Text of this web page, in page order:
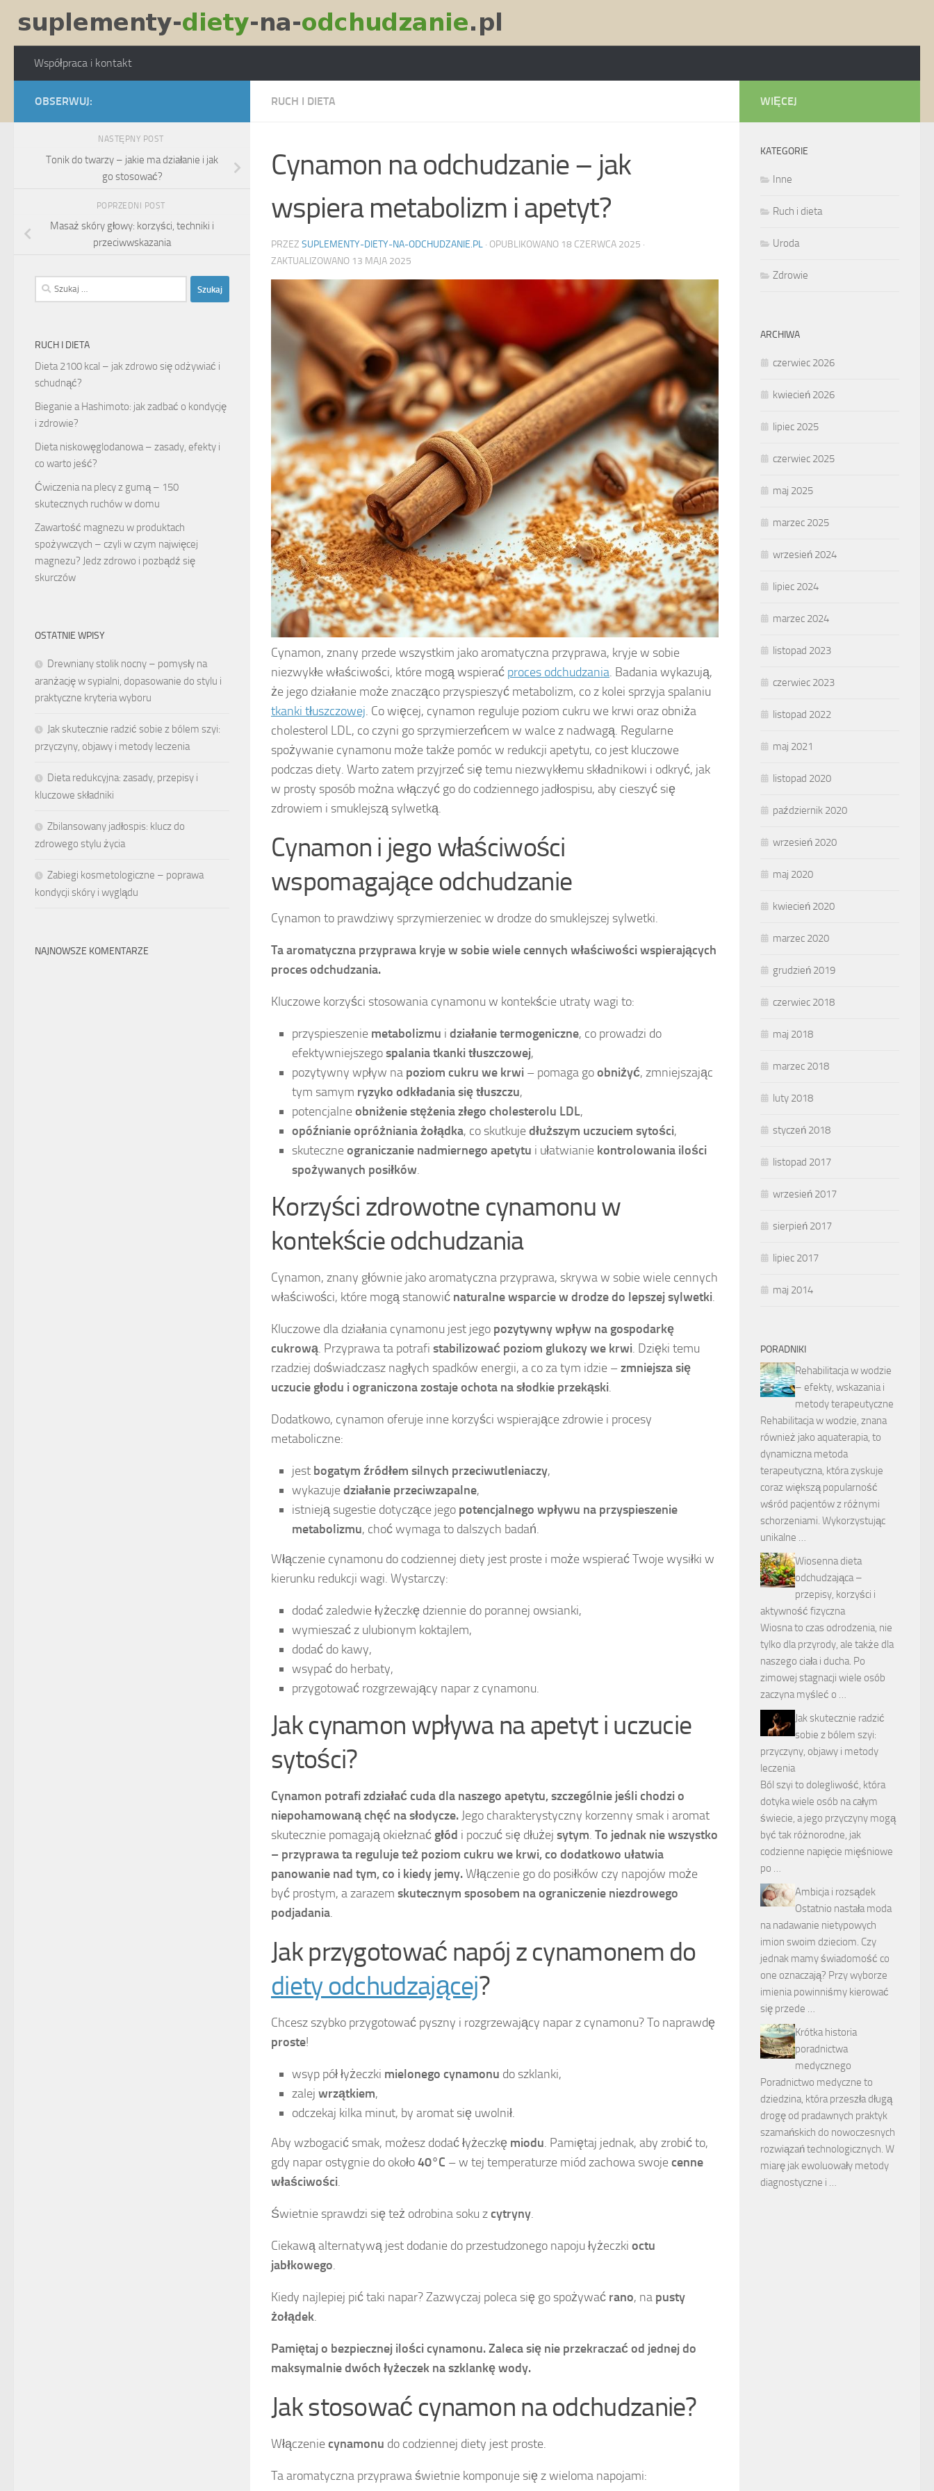
Skip to content
Współpraca i kontakt
RUCH I DIETA
Cynamon na odchudzanie – jak
wspiera metabolizm i apetyt?
PRZEZ SUPLEMENTY-DIETY-NA-ODCHUDZANIE.PL · OPUBLIKOWANO 18 CZERWCA 2025 ·
ZAKTUALIZOWANO 13 MAJA 2025
Cynamon, znany przede wszystkim jako aromatyczna przyprawa, kryje w sobie
niezwykłe właściwości, które mogą wspierać proces odchudzania. Badania wykazują,
że jego działanie może znacząco przyspieszyć metabolizm, co z kolei sprzyja spalaniu
tkanki tłuszczowej. Co więcej, cynamon reguluje poziom cukru we krwi oraz obniża
cholesterol LDL, co czyni go sprzymierzeńcem w walce z nadwagą. Regularne
spożywanie cynamonu może także pomóc w redukcji apetytu, co jest kluczowe
podczas diety. Warto zatem przyjrzeć się temu niezwykłemu składnikowi i odkryć, jak
w prosty sposób można włączyć go do codziennego jadłospisu, aby cieszyć się
zdrowiem i smuklejszą sylwetką.
Cynamon i jego właściwości
wspomagające odchudzanie
Cynamon to prawdziwy sprzymierzeniec w drodze do smuklejszej sylwetki.
Ta aromatyczna przyprawa kryje w sobie wiele cennych właściwości wspierających
proces odchudzania.
Kluczowe korzyści stosowania cynamonu w kontekście utraty wagi to:
przyspieszenie metabolizmu i działanie termogeniczne, co prowadzi do
efektywniejszegospalania tkanki tłuszczowej,
pozytywny wpływ na poziom cukru we krwi – pomaga goobniżyć, zmniejszając
tym samym ryzyko odkładania się tłuszczu,
potencjalneobniżenie stężenia złego cholesterolu LDL,
opóźnianie opróżniania żołądka, co skutkujedłuższym uczuciem sytości,
skuteczneograniczanie nadmiernego apetytu i ułatwianie kontrolowania ilości
spożywanych posiłków.
Korzyści zdrowotne cynamonu w
kontekście odchudzania
Cynamon, znany głównie jako aromatyczna przyprawa, skrywa w sobie wiele cennych
właściwości, które mogą stanowić naturalne wsparcie w drodze do lepszej sylwetki.
Kluczowe dla działania cynamonu jest jego pozytywny wpływ na gospodarkę
cukrową. Przyprawa ta potrafi stabilizować poziom glukozy we krwi. Dzięki temu
rzadziej doświadczasz nagłych spadków energii, a co za tym idzie –zmniejsza się
uczucie głodu i ograniczona zostaje ochota na słodkie przekąski.
Dodatkowo, cynamon oferuje inne korzyści wspierające zdrowie i procesy
metaboliczne:
jest bogatym źródłem silnych przeciwutleniaczy,
wykazujedziałanie przeciwzapalne,
istnieją sugestie dotyczące jego potencjalnego wpływu na przyspieszenie
metabolizmu, choć wymaga to dalszych badań.
Włączenie cynamonu do codziennej diety jest proste i może wspierać Twoje wysiłki w
kierunku redukcji wagi. Wystarczy:
dodać zaledwie łyżeczkę dziennie do porannej owsianki,
wymieszać z ulubionym koktajlem,
dodać do kawy,
wsypać do herbaty,
przygotować rozgrzewający napar z cynamonu.
Jak cynamon wpływa na apetyt i uczucie
sytości?
Cynamon potrafi zdziałać cuda dla naszego apetytu, szczególnie jeśli chodzi o
niepohamowaną chęć na słodycze. Jego charakterystyczny korzenny smak i aromat
skutecznie pomagają okiełznać głód i poczuć się dłużej sytym. To jednak nie wszystko
– przyprawa ta reguluje też poziom cukru we krwi, co dodatkowo ułatwia
panowanie nad tym, co i kiedy jemy.Włączenie go do posiłków czy napojów może
być prostym, a zarazem skutecznym sposobem na ograniczenie niezdrowego
podjadania.
Jak przygotować napój z cynamonem do
diety odchudzającej?
Chcesz szybko przygotować pyszny i rozgrzewający napar z cynamonu? To naprawdę
proste!
wsyp pół łyżeczki mielonego cynamonu do szklanki,
zalej wrzątkiem,
odczekaj kilka minut, by aromat się uwolnił.
Aby wzbogacić smak, możesz dodać łyżeczkę miodu. Pamiętaj jednak, aby zrobić to,
gdy napar ostygnie do około40°C – w tej temperaturze miód zachowa swojecenne
właściwości.
Świetnie sprawdzi się też odrobina soku zcytryny.
Ciekawą alternatywą jest dodanie do przestudzonego napoju łyżeczki octu
jabłkowego.
Kiedy najlepiej pić taki napar? Zazwyczaj poleca się go spożywać rano, na pusty
żołądek.
Pamiętaj o bezpiecznej ilości cynamonu. Zaleca się nie przekraczać od jednej do
maksymalnie dwóch łyżeczek na szklankę wody.
Jak stosować cynamon na odchudzanie?
Włączeniecynamonu do codziennej diety jest proste.
Ta aromatyczna przyprawa świetnie komponuje się z wieloma napojami:
OBSERWUJ:
NASTĘPNY POST
Tonik do twarzy – jakie ma działanie i jak
go stosować?
POPRZEDNI POST
Masaż skóry głowy: korzyści, techniki i
przeciwwskazania
Szukaj:
RUCH I DIETA
Dieta 2100 kcal – jak zdrowo się odżywiać i
schudnąć?
Bieganie a Hashimoto: jak zadbać o kondycję
i zdrowie?
Dieta niskowęglodanowa – zasady, efekty i
co warto jeść?
Ćwiczenia na plecy z gumą – 150
skutecznych ruchów w domu
Zawartość magnezu w produktach
spożywczych – czyli w czym najwięcej
magnezu? Jedz zdrowo i pozbądź się
skurczów
OSTATNIE WPISY
Drewniany stolik nocny – pomysły na
aranżację w sypialni, dopasowanie do stylu i
praktyczne kryteria wyboru
Jak skutecznie radzić sobie z bólem szyi:
przyczyny, objawy i metody leczenia
Dieta redukcyjna: zasady, przepisy i
kluczowe składniki
Zbilansowany jadłospis: klucz do
zdrowego stylu życia
Zabiegi kosmetologiczne – poprawa
kondycji skóry i wyglądu
NAJNOWSZE KOMENTARZE
WIĘCEJ
KATEGORIE
Inne
Ruch i dieta
Uroda
Zdrowie
ARCHIWA
czerwiec 2026
kwiecień 2026
lipiec 2025
czerwiec 2025
maj 2025
marzec 2025
wrzesień 2024
lipiec 2024
marzec 2024
listopad 2023
czerwiec 2023
listopad 2022
maj 2021
listopad 2020
październik 2020
wrzesień 2020
maj 2020
kwiecień 2020
marzec 2020
grudzień 2019
czerwiec 2018
maj 2018
marzec 2018
luty 2018
styczeń 2018
listopad 2017
wrzesień 2017
sierpień 2017
lipiec 2017
maj 2014
PORADNIKI
Rehabilitacja w wodzie
– efekty, wskazania i
metody terapeutyczne
Rehabilitacja w wodzie, znana
również jako aquaterapia, to
dynamiczna metoda
terapeutyczna, która zyskuje
coraz większą popularność
wśród pacjentów z różnymi
schorzeniami. Wykorzystując
unikalne …
Wiosenna dieta
odchudzająca –
przepisy, korzyści i
aktywność fizyczna
Wiosna to czas odrodzenia, nie
tylko dla przyrody, ale także dla
naszego ciała i ducha. Po
zimowej stagnacji wiele osób
zaczyna myśleć o …
Jak skutecznie radzić
sobie z bólem szyi:
przyczyny, objawy i metody
leczenia
Ból szyi to dolegliwość, która
dotyka wiele osób na całym
świecie, a jego przyczyny mogą
być tak różnorodne, jak
codzienne napięcie mięśniowe
po …
Ambicja i rozsądek
Ostatnio nastała moda
na nadawanie nietypowych
imion swoim dzieciom. Czy
jednak mamy świadomość co
one oznaczają? Przy wyborze
imienia powinniśmy kierować
się przede …
Krótka historia
poradnictwa
medycznego
Poradnictwo medyczne to
dziedzina, która przeszła długą
drogę od pradawnych praktyk
szamańskich do nowoczesnych
rozwiązań technologicznych. W
miarę jak ewoluowały metody
diagnostyczne i …